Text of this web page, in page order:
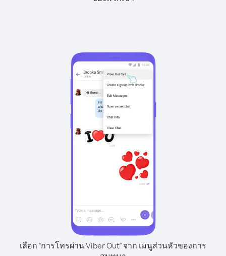
เลือก "การโทรผ่าน Viber Out" จาก เมนูส่วนหัวของการ